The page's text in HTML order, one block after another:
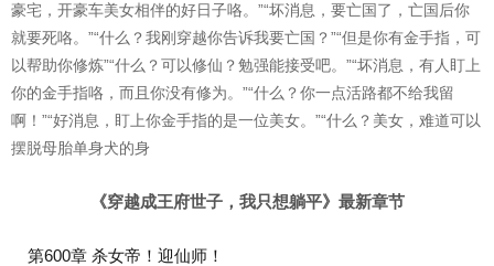
豪宅，开豪车美女相伴的好日子咯。”“坏消息，要亡国了，亡国后你
就要死咯。”“什么？我刚穿越你告诉我要亡国？”“但是你有金手指，可
以帮助你修炼”“什么？可以修仙？勉强能接受吧。”“坏消息，有人盯上
你的金手指咯，而且你没有修为。”“什么？你一点活路都不给我留
啊！”“好消息，盯上你金手指的是一位美女。”“什么？美女，难道可以
摆脱母胎单身犬的身
《穿越成王府世子，我只想躺平》最新章节
第600章 杀女帝！迎仙师！